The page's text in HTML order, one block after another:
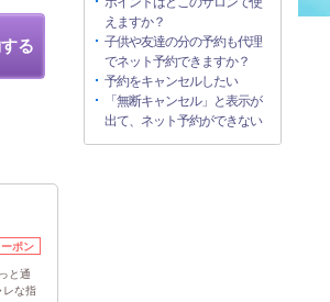
る
ポン
と通
な指
えますか？
子供や友達の分の予約も代理
でネット予約できますか？
予約をキャンセルしたい
「無断キャンセル」と表示が
出て、ネット予約ができない